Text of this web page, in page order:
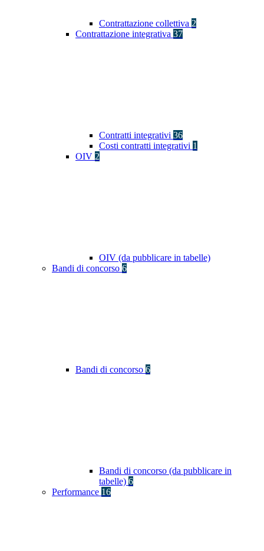
Contrattazione collettiva 2
Contrattazione integrativa 37
Contratti integrativi 36
Costi contratti integrativi 1
OIV 2
OIV (da pubblicare in tabelle)
Bandi di concorso 6
Bandi di concorso 6
Bandi di concorso (da pubblicare in
tabelle) 6
Performance 16